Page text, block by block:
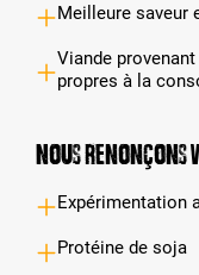
Meilleure saveur
Viande
propres à la
Nous renonçons
Expérimentation
Protéine de soja